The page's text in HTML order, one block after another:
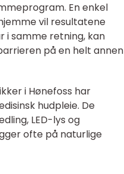
En enkel
vil resultatene
i samme retning, kan
på en helt annen
i Hønefoss har
hudpleie. De
LED-lys og
ofte på naturlige